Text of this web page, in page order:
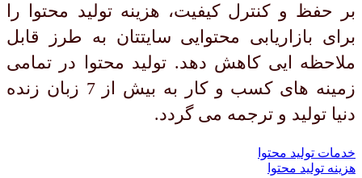
بر حفظ و کنترل کیفیت، هزینه تولید محتوا را
برای بازاریابی محتوایی سایتتان به طرز قابل
ملاحظه ایی کاهش دهد. تولید محتوا در تمامی
زمینه های کسب و کار به بیش از 7 زبان زنده
دنیا تولید و ترجمه می گردد.
خدمات تولید محتوا
هزینه تولید محتوا